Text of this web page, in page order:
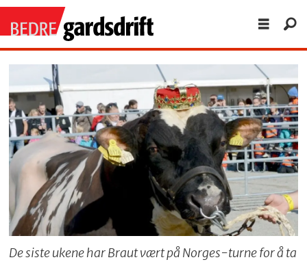
De siste ukene har Braut vært på Norges-turne for å ta